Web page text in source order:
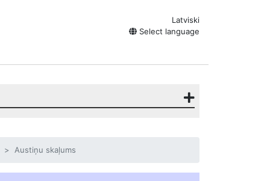
Latviski
Select language
Austiņu skaļums